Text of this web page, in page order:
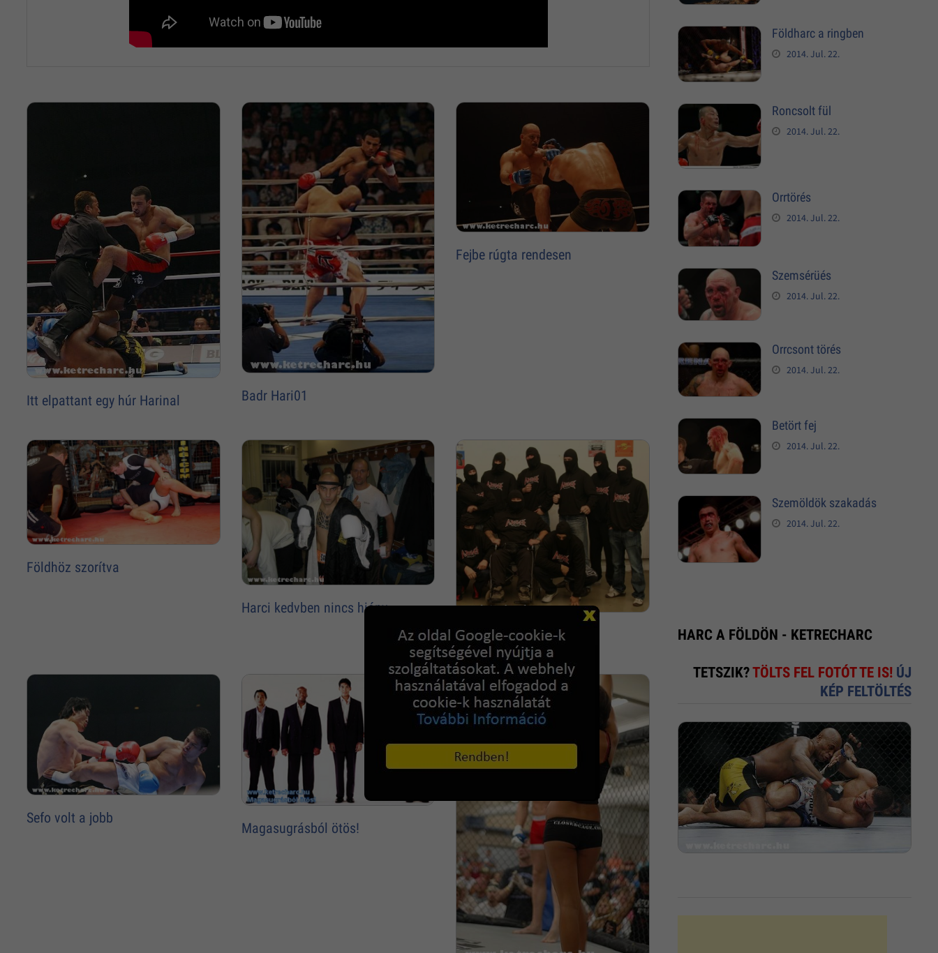
Itt elpattant egy húr Harinal Badr Hari01
Fejbe rúgta rendesen
Földhöz szorítva
Harci kedvben nincs hiány
Pitbull team
Sefo volt a jobb
Magasugrásból ötös!
Földharc a ringben
2014. Jul. 22.
Roncsolt fül
2014. Jul. 22.
Orrtörés
2014. Jul. 22.
Szemsérüés
2014. Jul. 22.
Orrcsont törés
2014. Jul. 22.
Betört fej
2014. Jul. 22.
Szemöldök szakadás
2014. Jul. 22.
HARC A FÖLDÖN - KETRECHARC
TETSZIK?TÖLTS FEL FOTÓT TE IS! ÚJ
KÉP FELTÖLTÉS